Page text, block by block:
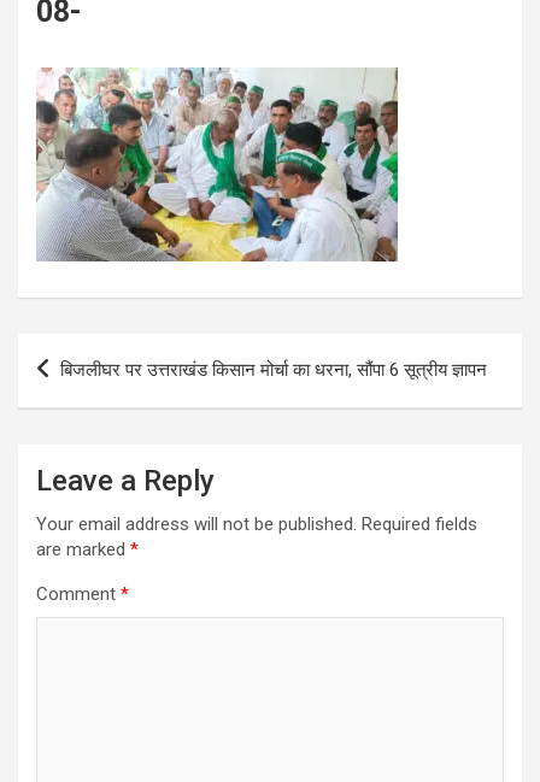
08-
Post
बिजलीघर पर उत्तराखंड किसान मोर्चा का धरना, सौंपा 6 सूत्रीय ज्ञापन
Leave a Reply
Your email address will not be published. Required fields
are marked *
Comment *